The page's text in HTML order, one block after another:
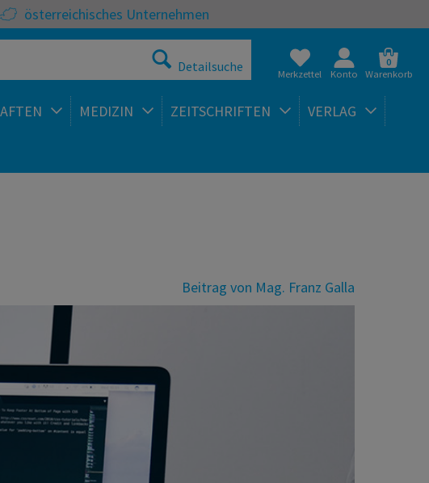
österreichisches Unternehmen
Detailsuche Merkzettel Konto
0
Warenkorb
MEDIZIN ZEITSCHRIFTEN VERLAG
Beitrag von Mag. Franz Galla